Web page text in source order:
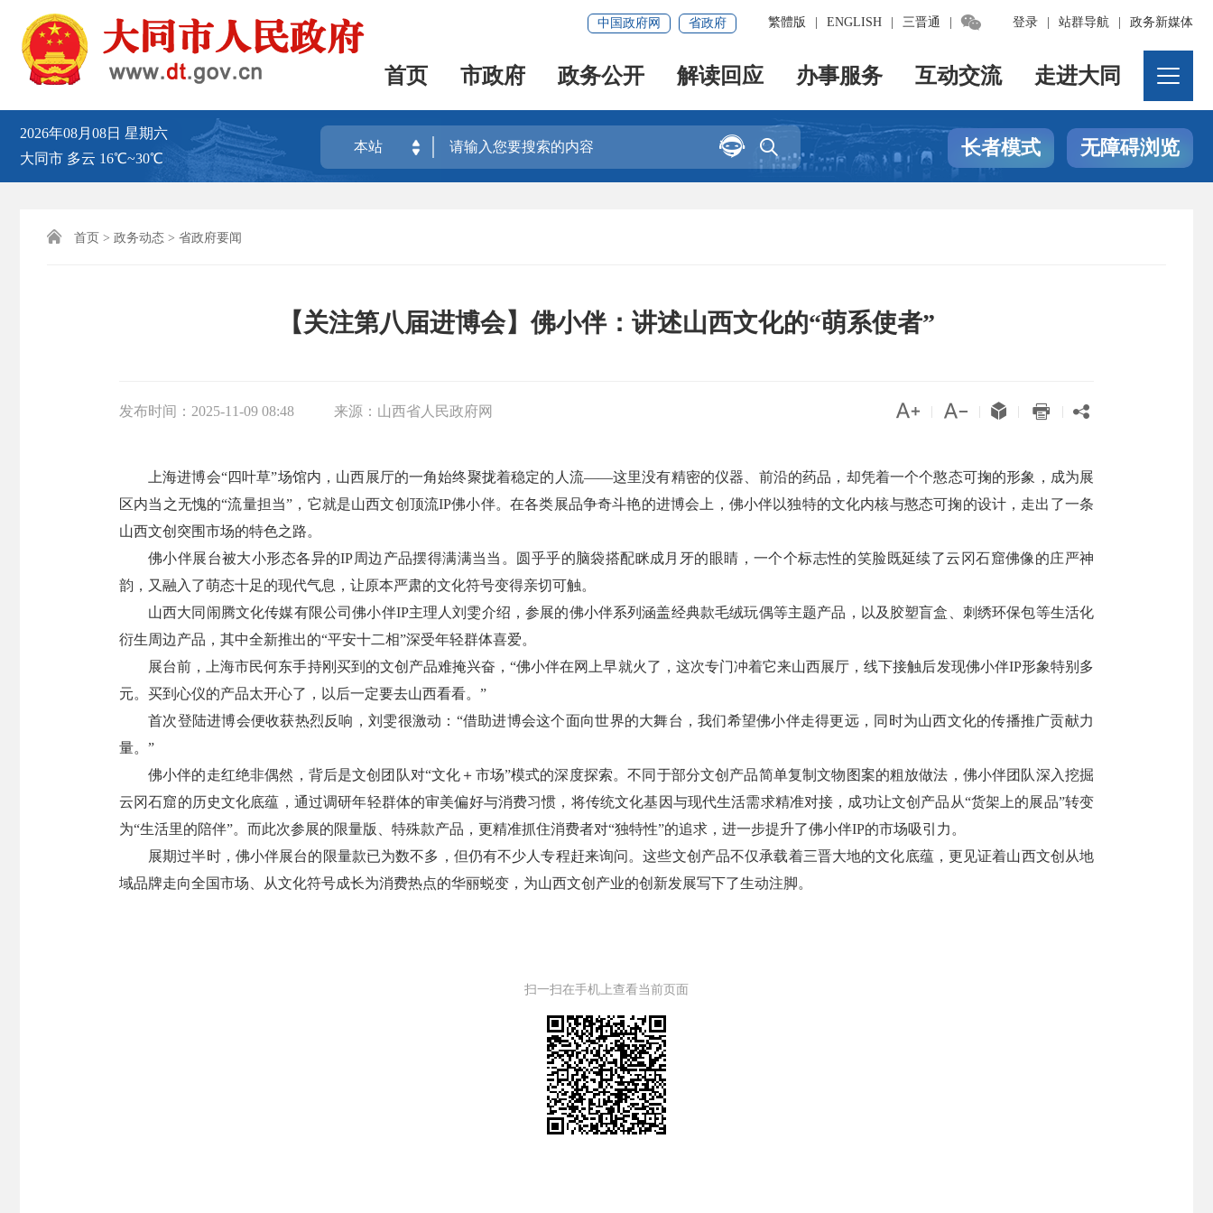
登录 站群导航 政务新媒体
繁體版 ENGLISH 三晋通 
中国政府网 省政府
首页 市政府 政务公开 解读回应 办事服务 互动交流 走进大同
2026年08月08日 星期六
大同市 多云 16℃~30℃
本站 
 长者模式 无障碍浏览
 首页 > 政务动态 > 省政府要闻
【关注第八届进博会】佛小伴：讲述山西文化的“萌系使者”
发布时间： 2025-11-09 08:48 来源： 山西省人民政府网     
上海进博会“四叶草”场馆内，山西展厅的一角始终聚拢着稳定的人流——这里没有精密的仪器、前沿的药品，却凭着一个个憨态可掬的形象，成为展
区内当之无愧的“流量担当”，它就是山西文创顶流IP佛小伴。在各类展品争奇斗艳的进博会上，佛小伴以独特的文化内核与憨态可掬的设计，走出了一条
山西文创突围市场的特色之路。
佛小伴展台被大小形态各异的IP周边产品摆得满满当当。圆乎乎的脑袋搭配眯成月牙的眼睛，一个个标志性的笑脸既延续了云冈石窟佛像的庄严神
韵，又融入了萌态十足的现代气息，让原本严肃的文化符号变得亲切可触。
山西大同闹腾文化传媒有限公司佛小伴IP主理人刘雯介绍，参展的佛小伴系列涵盖经典款毛绒玩偶等主题产品，以及胶塑盲盒、刺绣环保包等生活化
衍生周边产品，其中全新推出的“平安十二相”深受年轻群体喜爱。
展台前，上海市民何东手持刚买到的文创产品难掩兴奋，“佛小伴在网上早就火了，这次专门冲着它来山西展厅，线下接触后发现佛小伴IP形象特别多
元。买到心仪的产品太开心了，以后一定要去山西看看。”
首次登陆进博会便收获热烈反响，刘雯很激动：“借助进博会这个面向世界的大舞台，我们希望佛小伴走得更远，同时为山西文化的传播推广贡献力
量。”
佛小伴的走红绝非偶然，背后是文创团队对“文化＋市场”模式的深度探索。不同于部分文创产品简单复制文物图案的粗放做法，佛小伴团队深入挖掘
云冈石窟的历史文化底蕴，通过调研年轻群体的审美偏好与消费习惯，将传统文化基因与现代生活需求精准对接，成功让文创产品从“货架上的展品”转变
为“生活里的陪伴”。而此次参展的限量版、特殊款产品，更精准抓住消费者对“独特性”的追求，进一步提升了佛小伴IP的市场吸引力。
展期过半时，佛小伴展台的限量款已为数不多，但仍有不少人专程赶来询问。这些文创产品不仅承载着三晋大地的文化底蕴，更见证着山西文创从地
域品牌走向全国市场、从文化符号成长为消费热点的华丽蜕变，为山西文创产业的创新发展写下了生动注脚。
扫一扫在手机上查看当前页面